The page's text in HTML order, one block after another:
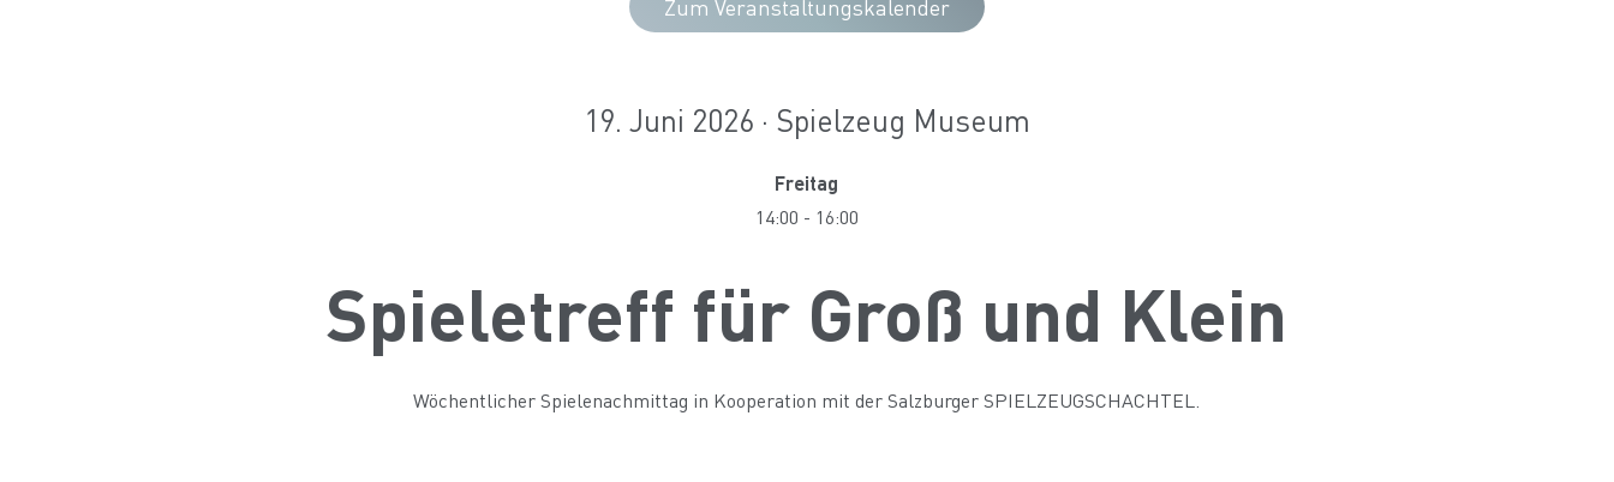
Zum Veranstaltungskalender
19. Juni 2026 · Spielzeug Museum
Freitag
14:00 - 16:00
Spieletreff für Groß und Klein
Wöchentlicher Spielenachmittag in Kooperation mit der Salzburger SPIELZEUGSCHACHTEL.